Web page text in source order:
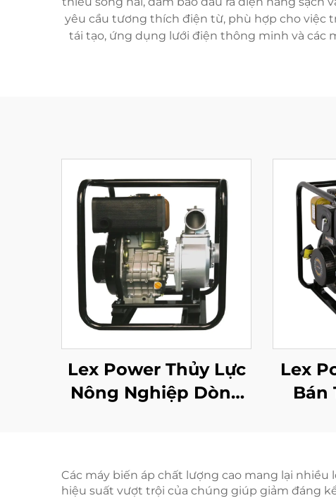
yêu cầu tương thích điện từ, phù hợp cho việc
tái tạo, ứng dụng lưới điện thông minh và các
Lex Power Thủy Lực
Nông Nghiệp Dòng
Lex
Bán
Các máy biến áp chất lượng cao mang lại
hiệu suất vượt trội của chúng giúp giảm đáng